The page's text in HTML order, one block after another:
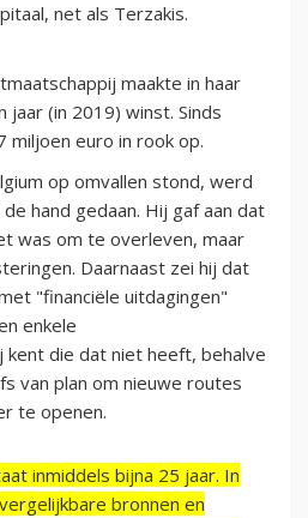
net als Terzakis.
maakte in haar
jaar (in 2019) winst. Sinds
miljoen euro in rook op.
op omvallen stond, werd
hand gedaan. Hij gaf aan dat
was om te overleven, maar
Daarnaast zei hij dat
"financiële uitdagingen"
enkele
kent die dat niet heeft, behalve
van plan om nieuwe routes
te openen.
inmiddels bijna 25 jaar. In
bronnen en